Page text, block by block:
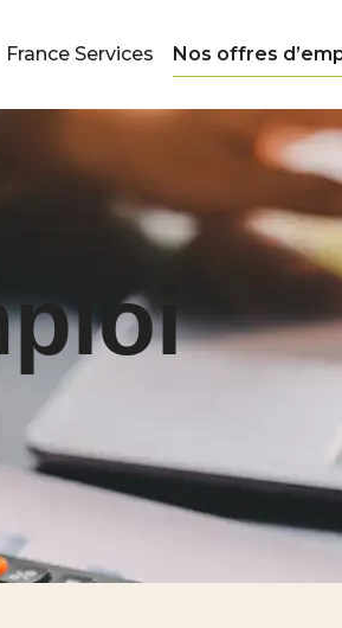
France Services Nos offres